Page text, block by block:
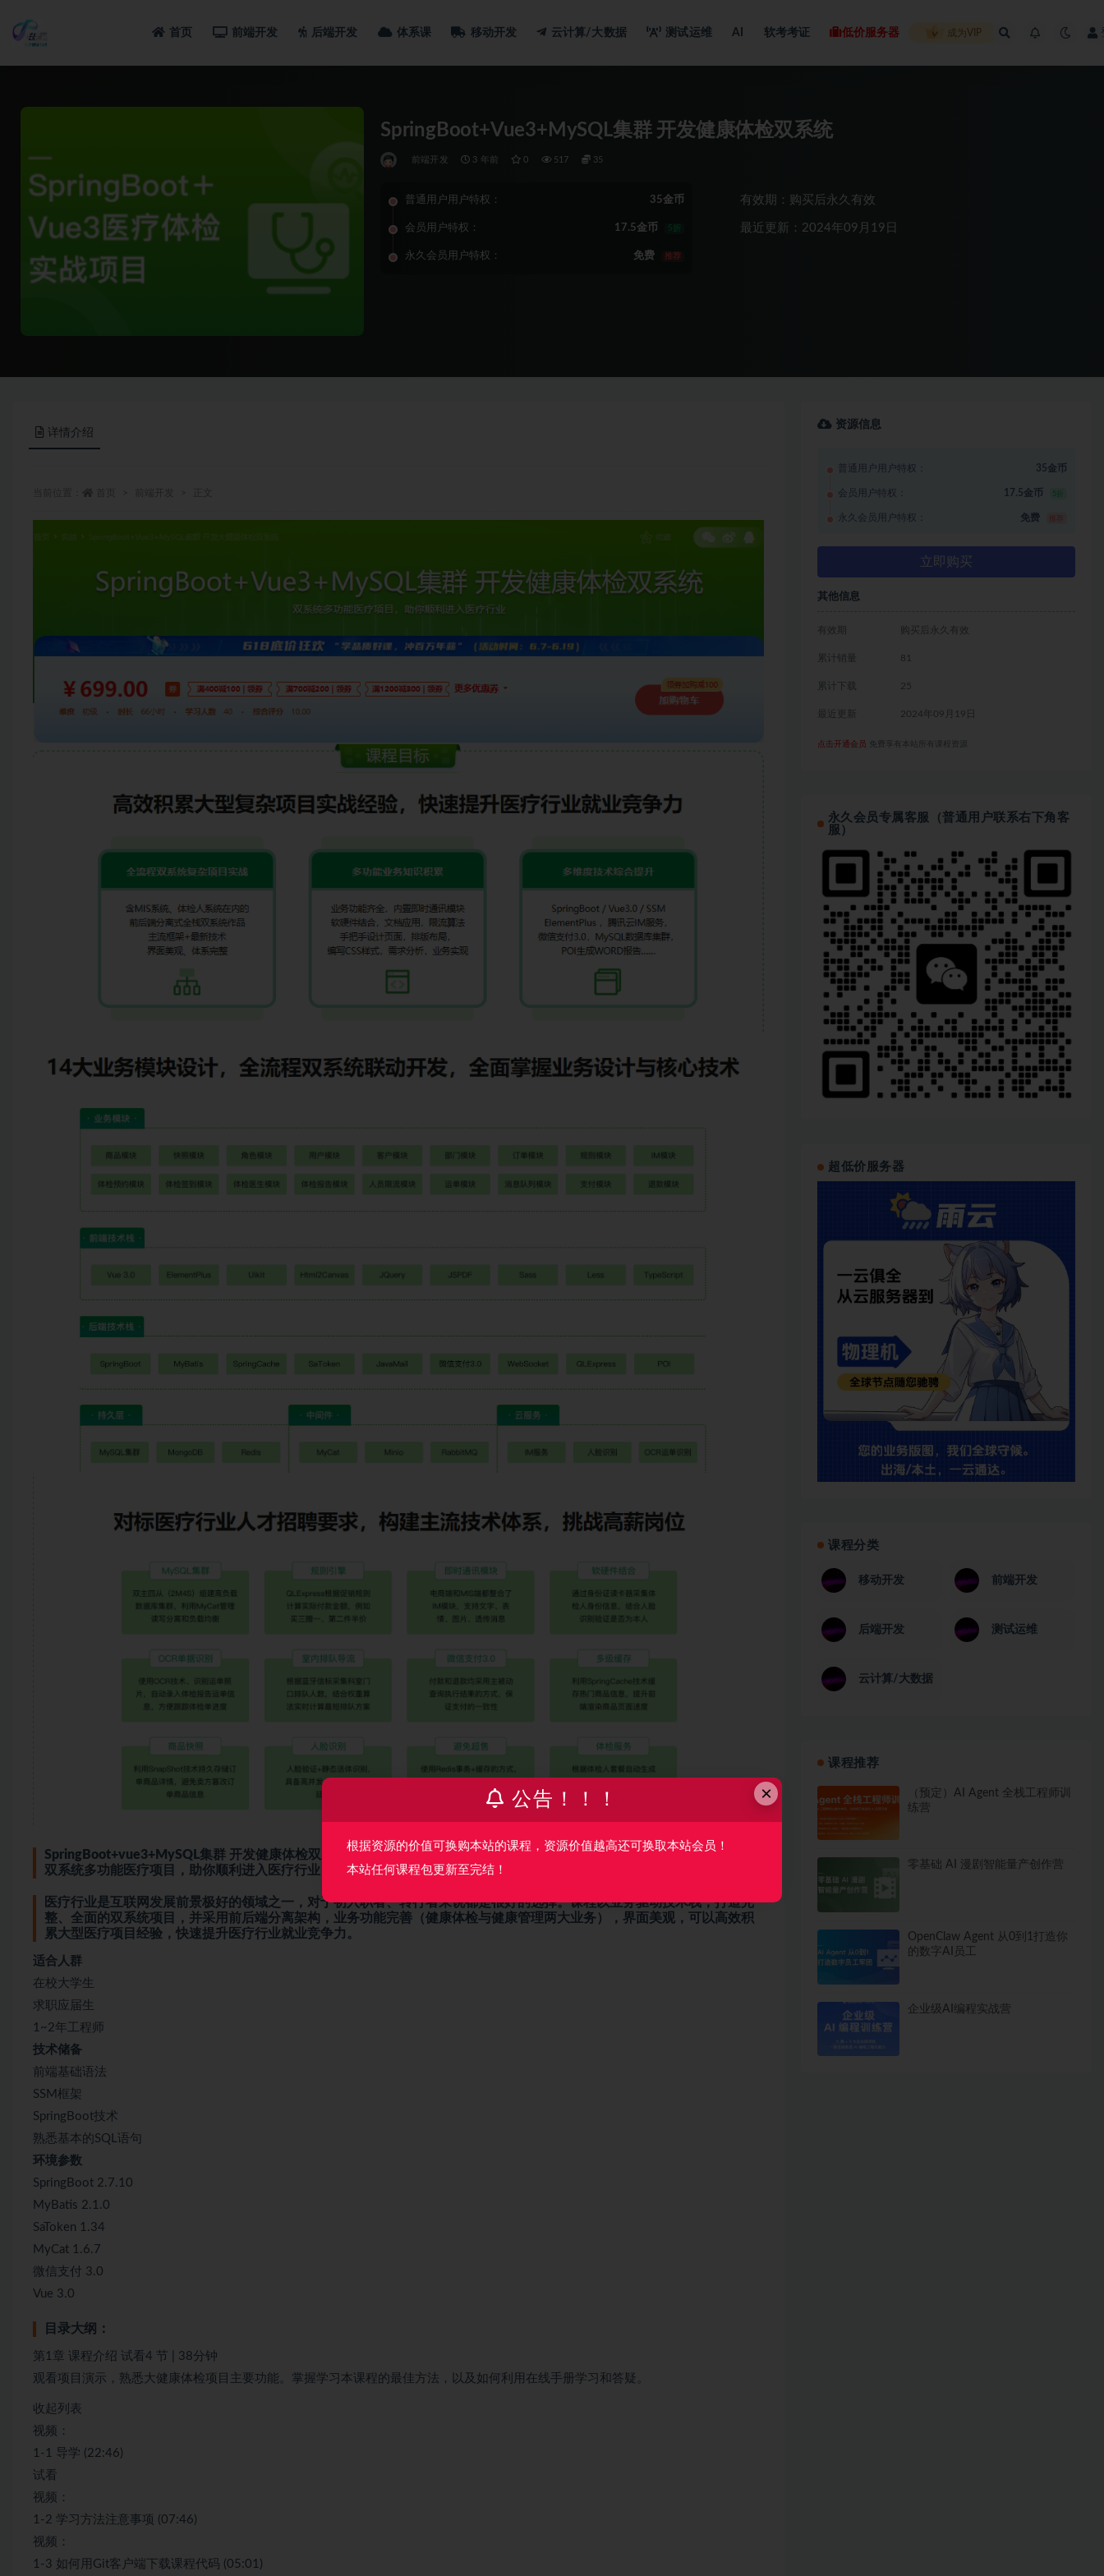
首页 前端开发 后端开发 体系课 移动开发 云计算/大数据 测试运维 AI 软考考证 低价服务器 成为VIP
SpringBoot+Vue3+MySQL集群 开发健康体检双系统
前端开发 3 年前 0 517 35
普通用户用户特权： 35金币
会员用户特权： 17.5金币 5折
永久会员用户特权： 免费 推荐
有效期：购买后永久有效
最近更新：2024年09月19日
详情介绍
SpringBoot+vue3+MySQL集群 开发健康体检双系统
双系统多功能医疗项目，助你顺利进入医疗行业
医疗行业是互联网发展前景极好的领域之一，对于初入职者、转行者来说都是很好的选择。课程以业务驱动技术栈，打造完
整、全面的双系统项目，并采用前后端分离架构，业务功能完善（健康体检与健康管理两大业务），界面美观，可以高效积
累大型医疗项目经验，快速提升医疗行业就业竞争力。
适合人群
在校大学生
求职应届生
1~2年工程师
技术储备
前端基础语法
SSM框架
SpringBoot技术
熟悉基本的SQL语句
环境参数
SpringBoot 2.7.10
MyBatis 2.1.0
SaToken 1.34
MyCat 1.6.7
微信支付 3.0
Vue 3.0
目录大纲：
第1章 课程介绍 试看4 节 | 38分钟
观看项目演示，熟悉大健康体检项目主要功能。掌握学习本课程的最佳方法，以及如何利用在线手册学习和答疑。
收起列表
视频：
1-1 导学 (22:46)
试看
视频：
1-2 学习方法注意事项 (07:46)
视频：
1-3 如何用Git客户端下载课程代码 (05:01)
资源信息
普通用户用户特权： 35金币
会员用户特权： 17.5金币 5折
永久会员用户特权： 免费
立即购买
其他信息
有效期 购买后永久有效
累计销量 81
累计下载 25
最近更新 2024年09月19日
点击开通会员 免费享有本站所有课程资源
永久会员专属客服（普通用户联系右下角客
服）
超低价服务器
课程分类
移动开发 前端开发
后端开发 测试运维
云计算/大数据
课程推荐
（预定）AI Agent 全栈工程师训
练营
零基础 AI 漫剧智能量产创作营
OpenClaw Agent 从0到1打造你
的数字AI员工
企业级AI编程实战营
×
公告！！！
根据资源的价值可换购本站的课程，资源价值越高还可换取本站会员！
本站任何课程包更新至完结！